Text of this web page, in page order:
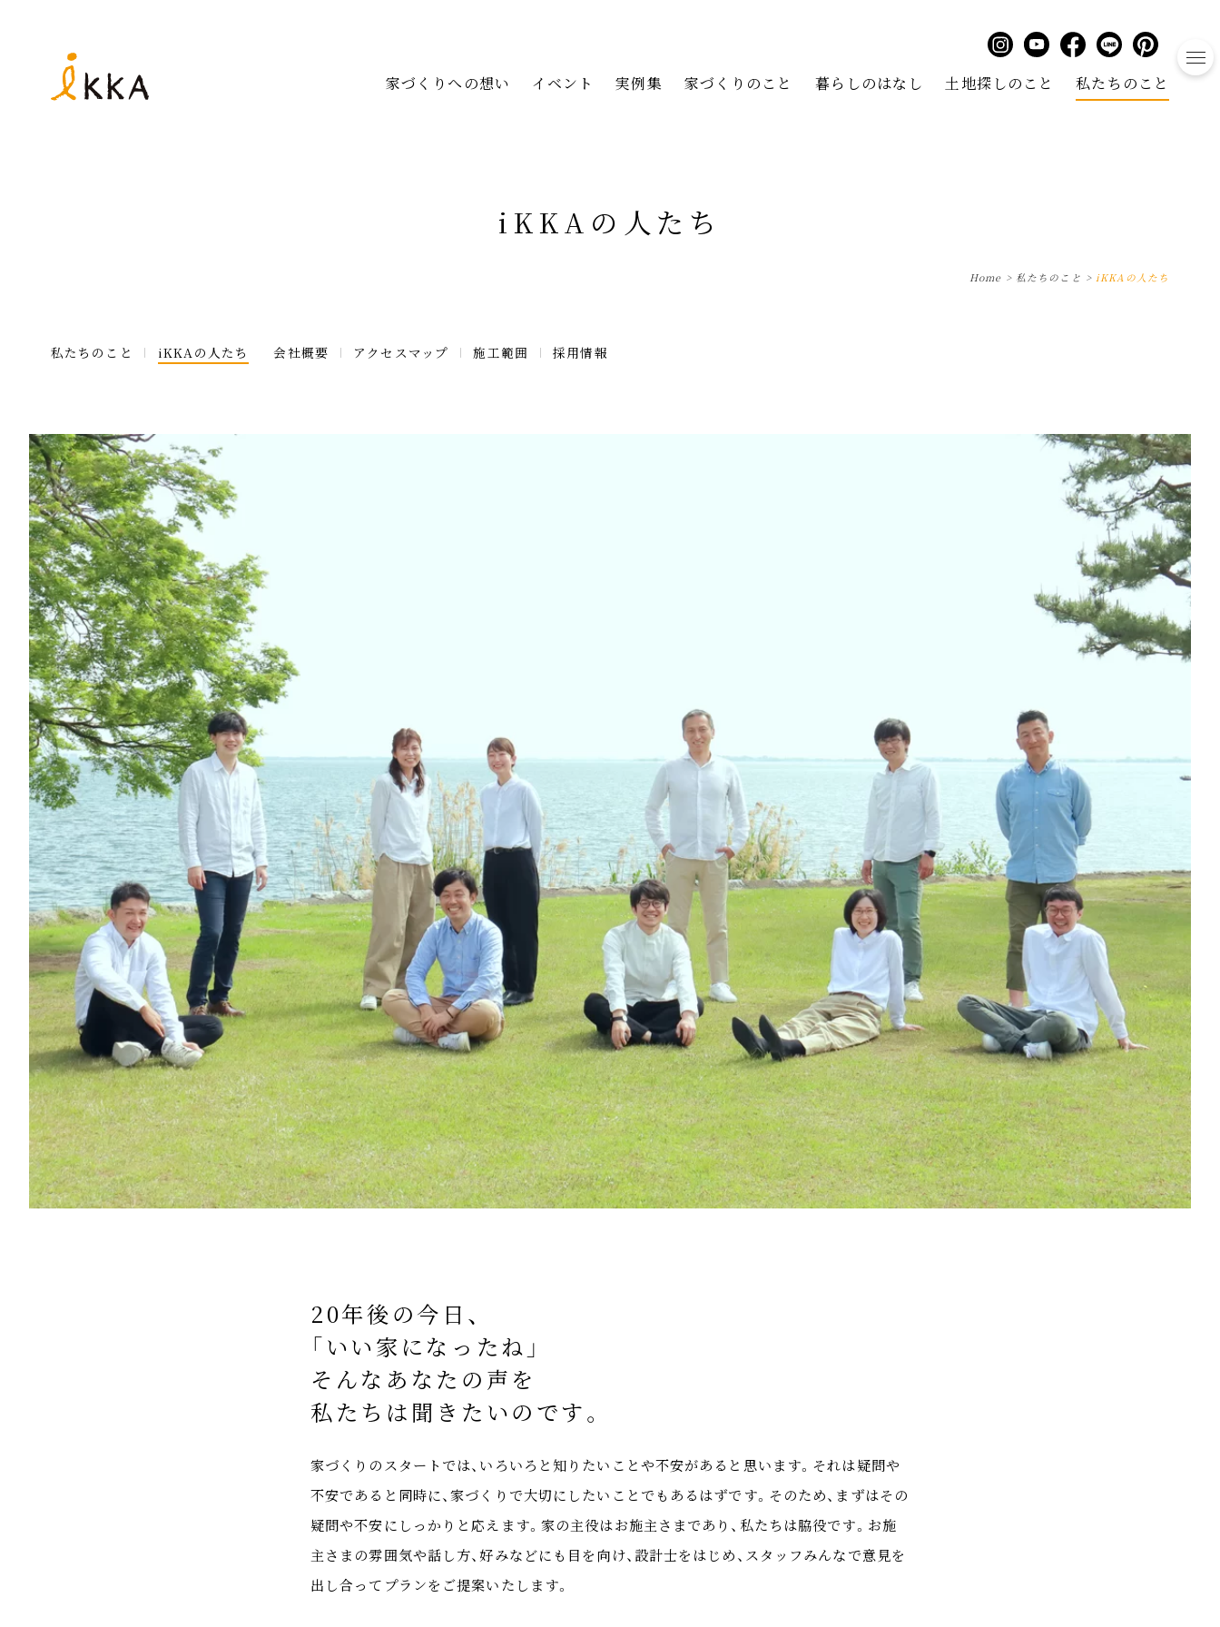
家づくりへの想い イベント 実例集 家づくりのこと 暮らしのはなし 土地探しのこと 私たちのこと
iKKAの人たち
Home > 私たちのこと > iKKAの人たち
私たちのこと iKKAの人たち 会社概要 アクセスマップ 施工範囲 採用情報
20年後の今日、
「いい家になったね」
そんなあなたの声を
私たちは聞きたいのです。
家づくりのスタートでは、いろいろと知りたいことや不安があると思います。それは疑問や
不安であると同時に、家づくりで大切にしたいことでもあるはずです。そのため、まずはその
疑問や不安にしっかりと応えます。家の主役はお施主さまであり、私たちは脇役です。お施
主さまの雰囲気や話し方、好みなどにも目を向け、設計士をはじめ、スタッフみんなで意見を
出し合ってプランをご提案いたします。